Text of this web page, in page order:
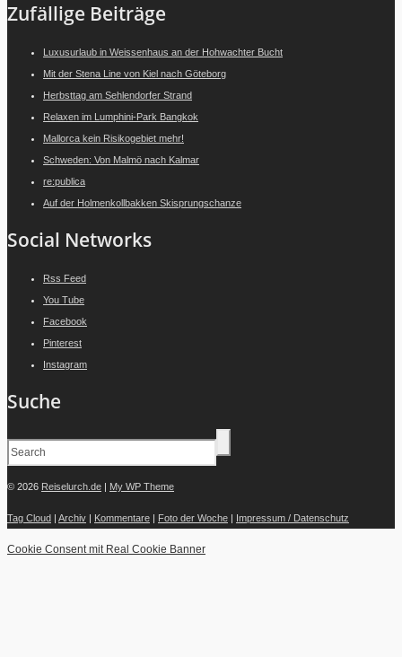
Zufällige Beiträge
Luxusurlaub in Weissenhaus an der Hohwachter Bucht
Mit der Stena Line von Kiel nach Göteborg
Herbsttag am Sehlendorfer Strand
Relaxen im Lumphini-Park Bangkok
Mallorca kein Risikogebiet mehr!
Schweden: Von Malmö nach Kalmar
re:publica
Auf der Holmenkollbakken Skisprungschanze
Social Networks
Rss Feed
You Tube
Facebook
Pinterest
Instagram
Suche
© 2026 Reiselurch.de | My WP Theme
Tag Cloud | Archiv | Kommentare | Foto der Woche | Impressum / Datenschutz
Cookie Consent mit Real Cookie Banner